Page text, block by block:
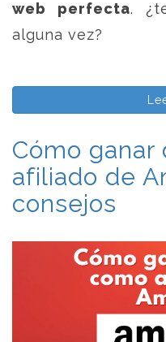
web perfecta.
alguna vez?
Cómo ganar
afiliado de
consejos